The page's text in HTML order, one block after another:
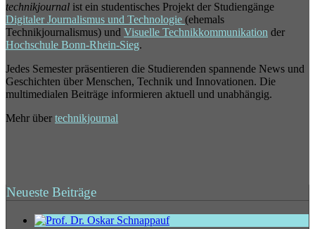
technikjournal ist ein studentisches Projekt der Studiengänge
Digitaler Journalismus und Technologie (ehemals
Technikjournalismus) und Visuelle Technikkommunikation der
Hochschule Bonn-Rhein-Sieg.
Jedes Semester präsentieren die Studierenden spannende News und
Geschichten über Menschen, Technik und Innovationen. Die
multimedialen Beiträge informieren aktuell und unabhängig.
Mehr über technikjournal
Neueste Beiträge